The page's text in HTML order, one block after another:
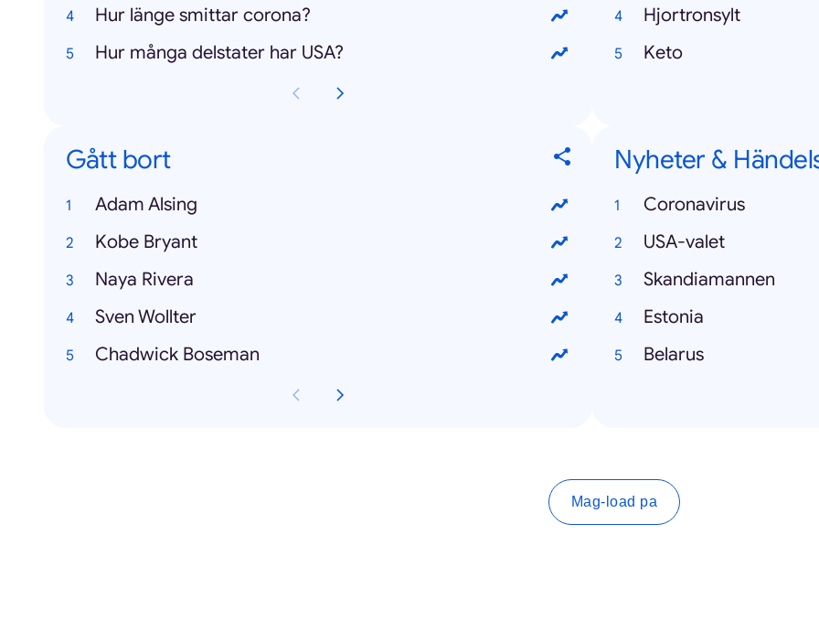
Hur länge smittar corona?
Hur många delstater har USA?
Hjortronsylt
Keto
Gått bort
Adam Alsing
Kobe Bryant
Naya Rivera
Sven Wollter
Chadwick Boseman
Nyheter &
Coronavirus
USA-valet
Skandiamannen
Estonia
Belarus
Mag-load pa